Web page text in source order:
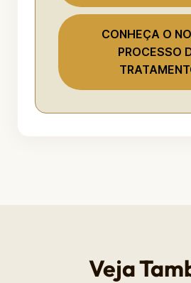
CONHEÇA O
PROCESSO
Veja